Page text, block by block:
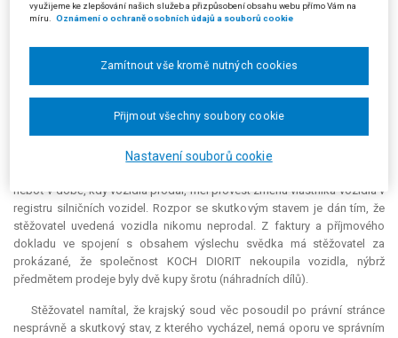
Za nedůvodnou označil krajský soud námitku žalobce, že správce
doměřena. Námitku, že předmětem prodeje společnosti KOCH DIORIT
byly jen dvě kupy šrotu, považoval krajský soud také za nedůvodnou s
Proti rozsudku krajského soudu podal žalobce (stěžovatel) kasační
stížnost. Prvně namítal, že soud rozhodl věc v rozporu se skutkovým
neboť v době, kdy vozidla prodal, měl provést změnu vlastníka vozidla v
registru silničních vozidel. Rozpor se skutkovým stavem je dán tím, že
stěžovatel uvedená vozidla nikomu neprodal. Z faktury a příjmového
dokladu ve spojení s obsahem výslechu svědka má stěžovatel za
prokázané, že společnost KOCH DIORIT nekoupila vozidla, nýbrž
předmětem prodeje byly dvě kupy šrotu (náhradních dílů).
Stěžovatel namítal, že krajský soud věc posoudil po právní stránce
nesprávně a skutkový stav, z kterého vycházel, nemá oporu ve správním
využijeme ke zlepšování našich služeb a přizpůsobení obsahu webu přímo Vám na
míru. Oznámení o ochraně osobních údajů a souborů cookie
Nastavení souborů cookie
Zamítnout vše kromě nutných cookies
Přijmout všechny soubory cookie